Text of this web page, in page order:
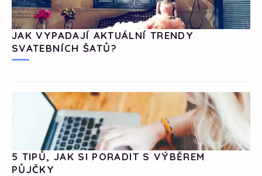
JAK VYPADAJÍ AKTUÁLNÍ TRENDY
SVATEBNÍCH ŠATŮ?
5 TIPŮ, JAK SI PORADIT S VÝBĚREM
PŮJČKY